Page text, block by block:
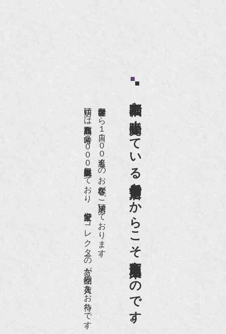
京都祇園で小売販売している
老舗骨董店だからこそ高価買取出来るのです。
世界各国から１日１００名近くのお客様がご来店頂いております。
店頭には買取商品を常時２０００点以上展示販売しており、
愛好家やコレクターの方が品物の入荷をお待ちです。